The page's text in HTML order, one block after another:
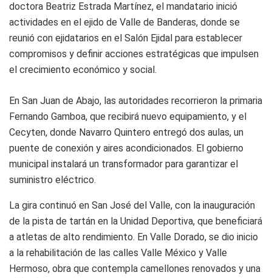
doctora Beatriz Estrada Martínez, el mandatario inició
actividades en el ejido de Valle de Banderas, donde se
reunió con ejidatarios en el Salón Ejidal para establecer
compromisos y definir acciones estratégicas que impulsen
el crecimiento económico y social.
En San Juan de Abajo, las autoridades recorrieron la primaria
Fernando Gamboa, que recibirá nuevo equipamiento, y el
Cecyten, donde Navarro Quintero entregó dos aulas, un
puente de conexión y aires acondicionados. El gobierno
municipal instalará un transformador para garantizar el
suministro eléctrico.
La gira continuó en San José del Valle, con la inauguración
de la pista de tartán en la Unidad Deportiva, que beneficiará
a atletas de alto rendimiento. En Valle Dorado, se dio inicio
a la rehabilitación de las calles Valle México y Valle
Hermoso, obra que contempla camellones renovados y una